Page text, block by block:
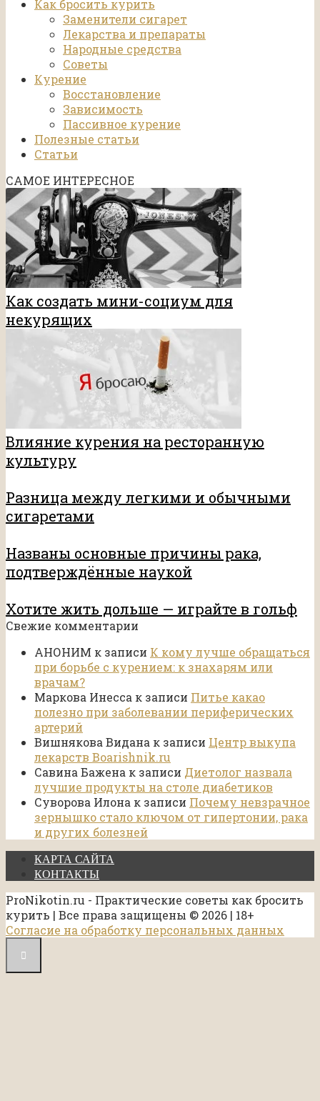
Как бросить курить
Заменители сигарет
Лекарства и препараты
Народные средства
Советы
Курение
Восстановление
Зависимость
Пассивное курение
Полезные статьи
Статьи
САМОЕ ИНТЕРЕСНОЕ
Как создать мини-социум для
некурящих
Влияние курения на ресторанную
культуру
Разница между легкими и обычными
сигаретами
Названы основные причины рака,
подтверждённые наукой
Хотите жить дольше — играйте в гольф
Свежие комментарии
АНОНИМ к записи К кому лучше обращаться
при борьбе с курением: к знахарям или
врачам?
Маркова Инесса к записи Питье какао
полезно при заболевании периферических
артерий
Вишнякова Видана к записи Центр выкупа
лекарств Boarishnik.ru
Савина Бажена к записи Диетолог назвала
лучшие продукты на столе диабетиков
Суворова Илона к записи Почему невзрачное
зернышко стало ключом от гипертонии, рака
и других болезней
КАРТА САЙТА
КОНТАКТЫ
ProNikotin.ru - Практические советы как бросить
курить | Все права защищены © 2026 | 18+
Согласие на обработку персональных данных